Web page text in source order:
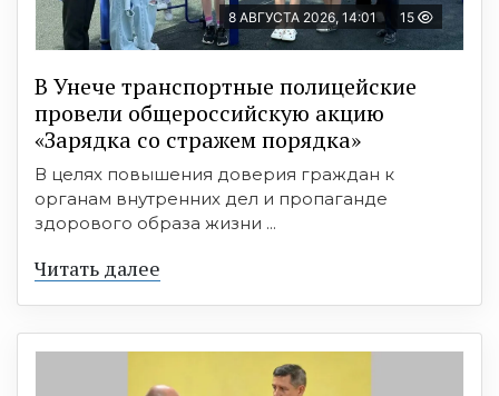
8 АВГУСТА 2026, 14:01 15
В Унече транспортные полицейские
провели общероссийскую акцию
«Зарядка со стражем порядка»
В целях повышения доверия граждан к
органам внутренних дел и пропаганде
здорового образа жизни ...
Читать далее